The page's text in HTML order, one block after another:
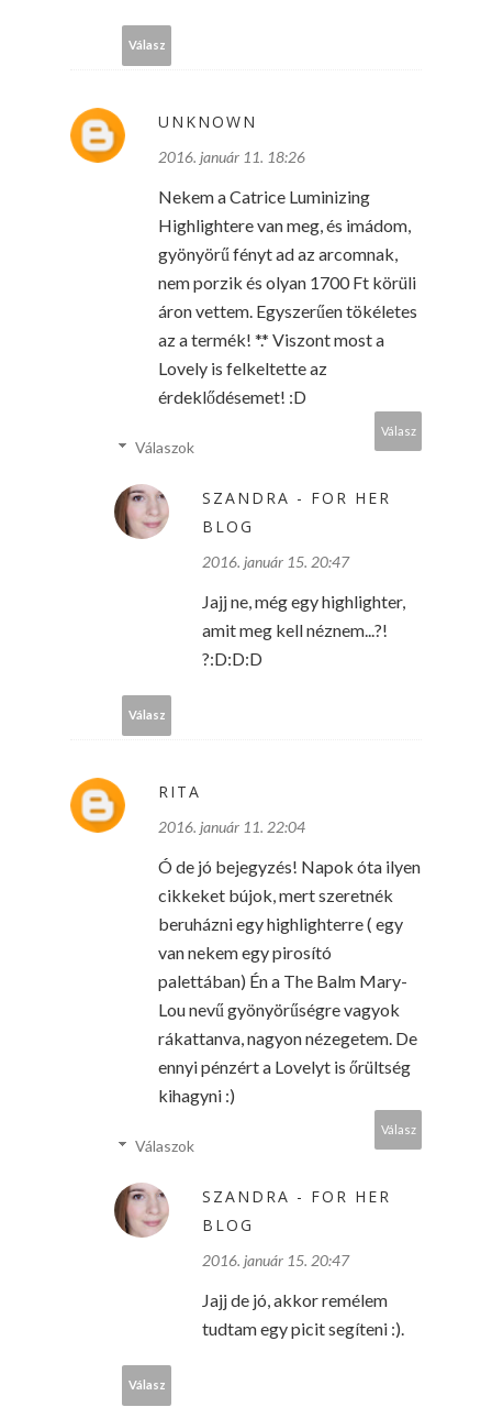
Válasz
UNKNOWN
2016. január 11. 18:26
Nekem a Catrice Luminizing
Highlightere van meg, és imádom,
gyönyörű fényt ad az arcomnak,
nem porzik és olyan 1700 Ft körüli
áron vettem. Egyszerűen tökéletes
az a termék! *.* Viszont most a
Lovely is felkeltette az
érdeklődésemet! :D
Válasz
Válaszok
SZANDRA - FOR HER
BLOG
2016. január 15. 20:47
Jajj ne, még egy highlighter,
amit meg kell néznem...?!
?:D:D:D
Válasz
RITA
2016. január 11. 22:04
Ó de jó bejegyzés! Napok óta ilyen
cikkeket bújok, mert szeretnék
beruházni egy highlighterre ( egy
van nekem egy pirosító
palettában) Én a The Balm Mary-
Lou nevű gyönyörűségre vagyok
rákattanva, nagyon nézegetem. De
ennyi pénzért a Lovelyt is őrültség
kihagyni :)
Válasz
Válaszok
SZANDRA - FOR HER
BLOG
2016. január 15. 20:47
Jajj de jó, akkor remélem
tudtam egy picit segíteni :).
Válasz